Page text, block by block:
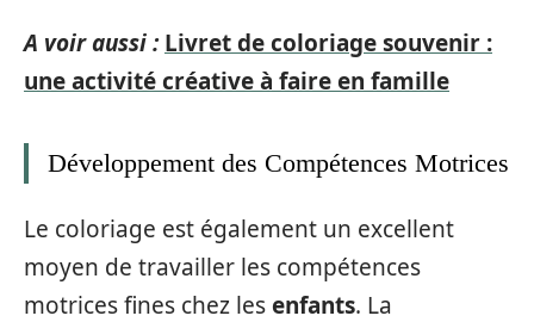
A voir aussi : Livret de coloriage souvenir :
une activité créative à faire en famille
Développement des Compétences Motrices
Le coloriage est également un excellent
moyen de travailler les compétences
motrices fines chez lesenfants. La